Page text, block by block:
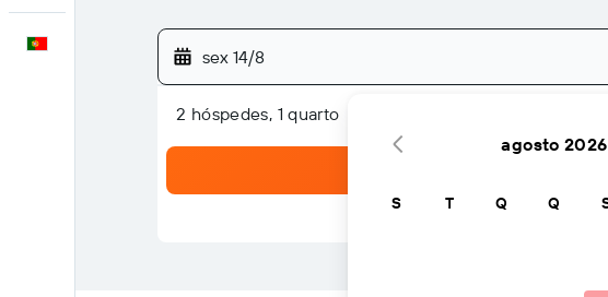
sex 14/8
2 hóspedes, 1 quarto
agosto 2026
S T Q Q